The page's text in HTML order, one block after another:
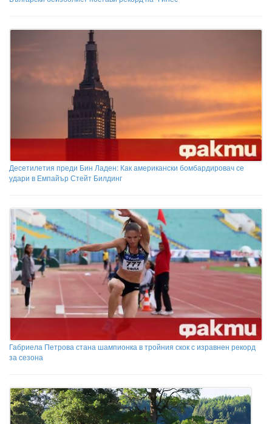
Десетилетия преди Бин Ладен: Как американски бомбардировач се
удари в Емпайър Стейт Билдинг
Габриела Петрова стана шампионка в тройния скок с изравнен рекорд
за сезона